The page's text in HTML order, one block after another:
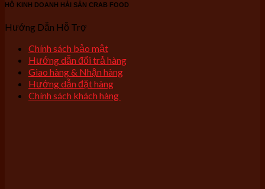
HỘ KINH DOANH HẢI SẢN CRAB FOOD
Hướng Dẫn Hỗ Trợ
Chính sách bảo mật
Hướng dẫn đổi trả hàng
Giao hàng & Nhận hàng
Hướng dẫn đặt hàng
Chính sách khách hàng